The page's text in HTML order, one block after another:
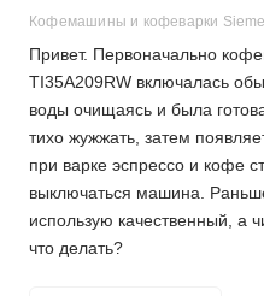
Кофемашины и кофеварки
Привет. Первоначально
TI35A209RW включалась
воды очищаясь и была
тихо жужжать, затем
при варке эспрессо и кофе
выключаться машина.
использую качественный, а
что делать?